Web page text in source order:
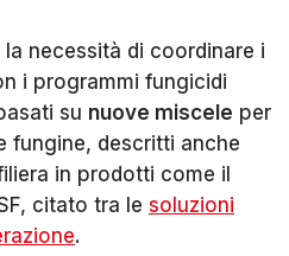
necessità di coordinare i
i programmi fungicidi
su nuove miscele per
fungine, descritti anche
in prodotti come il
citato tra le soluzioni
.